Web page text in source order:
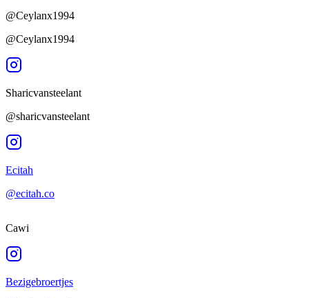
@Ceylanx1994
@Ceylanx1994
Sharicvansteelant
@sharicvansteelant
Ecitah
@ecitah.co
Cawi
Bezigebroertjes